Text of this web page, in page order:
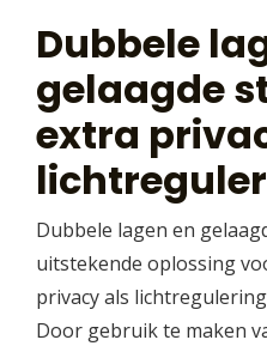
Dubbele
gelaagde
extra
Dubbele lagen en
uitstekende oplossing
privacy als
Door gebruik te maken